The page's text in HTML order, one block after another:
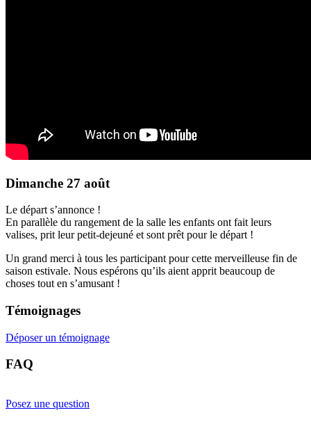
Dimanche 27 août
Le départ s’annonce !
En parallèle du rangement de la salle les enfants ont fait leurs
valises, prit leur petit-dejeuné et sont prêt pour le départ !
Un grand merci à tous les participant pour cette merveilleuse fin de
saison estivale. Nous espérons qu’ils aient apprit beaucoup de
choses tout en s’amusant !
Témoignages
Déposer un témoignage
FAQ
Posez une question